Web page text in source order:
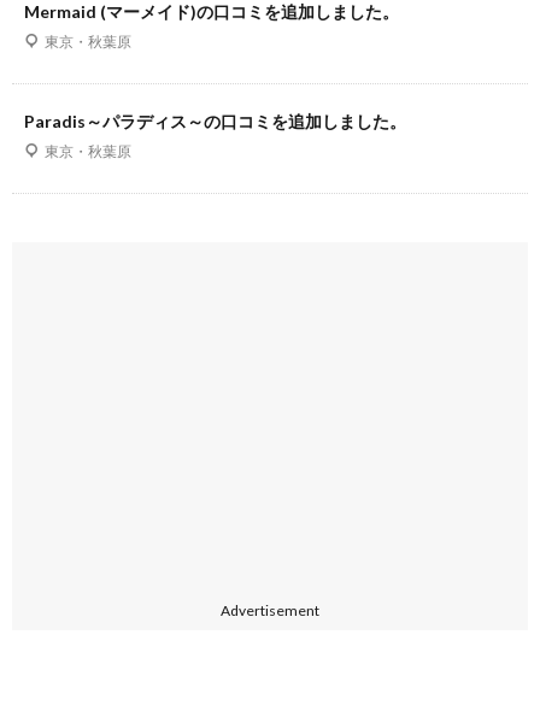
Mermaid (マーメイド)の口コミを追加しました。
東京・秋葉原
Paradis～パラディス～の口コミを追加しました。
東京・秋葉原
Advertisement